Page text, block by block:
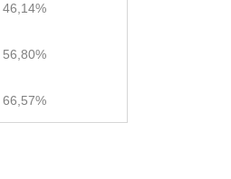
46,14%
56,80%
66,57%